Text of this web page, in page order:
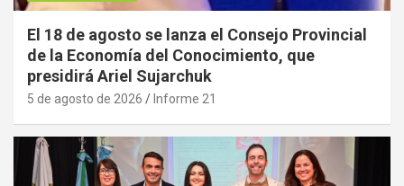
El 18 de agosto se lanza el Consejo Provincial
de la Economía del Conocimiento, que
presidirá Ariel Sujarchuk
5 de agosto de 2026 Informe 21